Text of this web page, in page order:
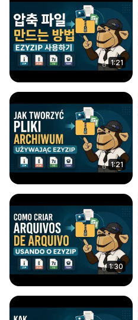
1:21
1:21
1:30